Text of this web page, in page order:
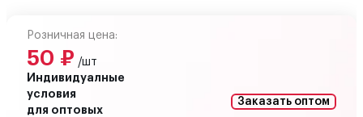
Розничная цена:
50 ₽ /шт
Индивидуалные
условия
для оптовых
Заказать оптом